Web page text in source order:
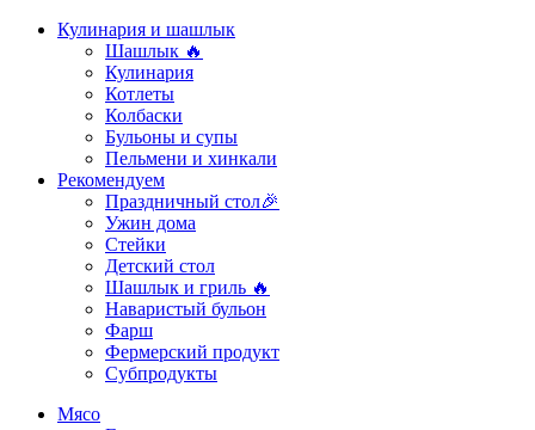
Кулинария и шашлык
Шашлык 🔥
Кулинария
Котлеты
Колбаски
Бульоны и супы
Пельмени и хинкали
Рекомендуем
Праздничный стол🎉
Ужин дома
Стейки
Детский стол
Шашлык и гриль 🔥
Наваристый бульон
Фарш
Фермерский продукт
Субпродукты
Мясо